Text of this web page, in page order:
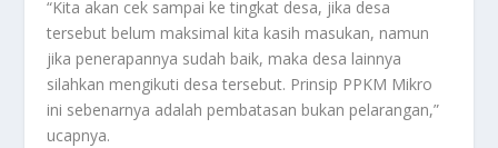
“Kita akan cek sampai ke tingkat desa, jika desa
tersebut belum maksimal kita kasih masukan, namun
jika penerapannya sudah baik, maka desa lainnya
silahkan mengikuti desa tersebut. Prinsip PPKM Mikro
ini sebenarnya adalah pembatasan bukan pelarangan,”
ucapnya.